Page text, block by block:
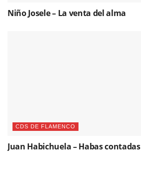
Niño Josele – La venta del alma
CDS DE FLAMENCO
Juan Habichuela – Habas contadas